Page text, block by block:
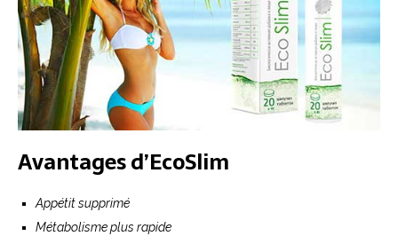
Avantages d’EcoSlim
Appétit supprimé
Métabolisme plus rapide